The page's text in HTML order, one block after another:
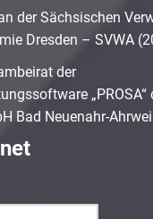
der Sächsischen
Dresden – SVWA
der
„PROSA“
Bad Neuenahr-